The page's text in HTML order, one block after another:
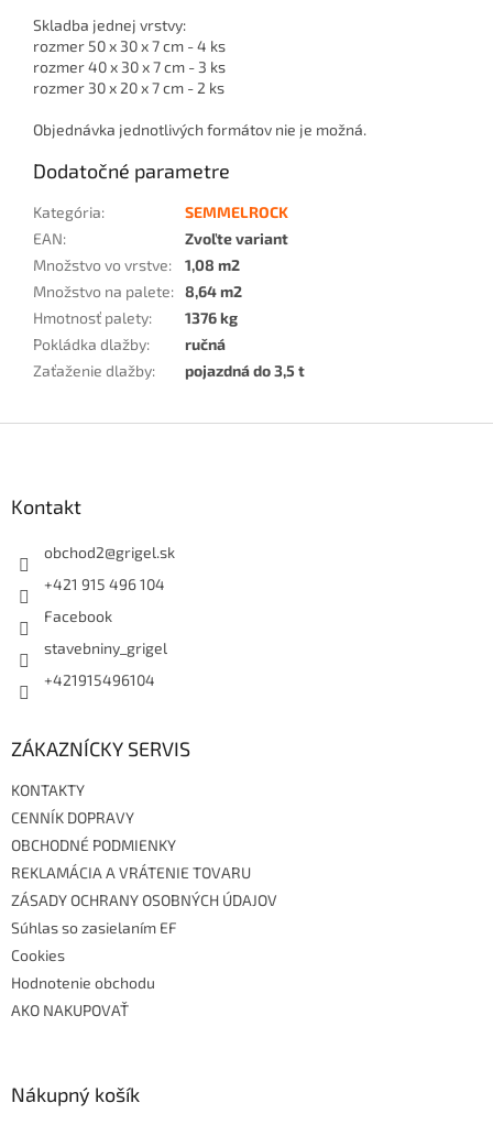
Skladba jednej vrstvy:
rozmer 50 x 30 x 7 cm - 4 ks
rozmer 40 x 30 x 7 cm - 3 ks
rozmer 30 x 20 x 7 cm - 2 ks
Objednávka jednotlivých formátov nie je možná.
Dodatočné parametre
Kategória:
SEMMELROCK
EAN:
Zvoľte variant
Množstvo vo vrstve:
1,08 m2
Množstvo na palete: 8,64 m2
Hmotnosť palety:
1376 kg
Pokládka dlažby:
ručná
Zaťaženie dlažby: pojazdná do 3,5 t
Kontakt
obchod2@grigel.sk
+421 915 496 104
Facebook
stavebniny_grigel
+421915496104
ZÁKAZNÍCKY SERVIS
KONTAKTY
CENNÍK DOPRAVY
OBCHODNÉ PODMIENKY
REKLAMÁCIA A VRÁTENIE TOVARU
ZÁSADY OCHRANY OSOBNÝCH ÚDAJOV
Súhlas so zasielaním EF
Cookies
Hodnotenie obchodu
AKO NAKUPOVAŤ
Nákupný košík